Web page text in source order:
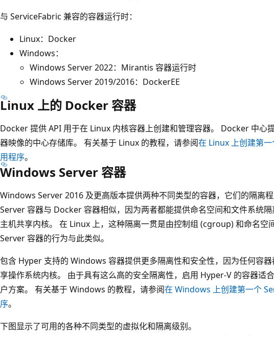
与 ServiceFabric 兼容的容器运行时：
Linux：Docker
Windows：
Windows Server 2022：Mirantis 容器运行时
Windows Server 2019/2016：DockerEE
Linux 上的 Docker 容器
Docker 提供 API 用于在 Linux 内核容器上创建和管理容器。 Docker 中心
器映像的中心存储库。 有关基于 Linux 的教程，请参阅在 Linux 上创建第
用程序。
Windows Server 容器
Windows Server 2016 及更高版本提供两种不同类型的容器，它们的隔离
Server 容器与 Docker 容器相似，因为两者都能提供命名空间和文件系统
主机共享内核。 在 Linux 上，这种隔离一贯是由控制组 (cgroup) 和命名空
Server 容器的行为与此类似。
包含 Hyper 支持的 Windows 容器提供更多隔离性和安全性，因为任何容
享操作系统内核。 由于具有这么高的安全隔离性，启用 Hyper-V 的容器适
户方案。 有关基于 Windows 的教程，请参阅在 Windows 上创建第一个
序。
下图显示了可用的各种不同类型的虚拟化和隔离级别。